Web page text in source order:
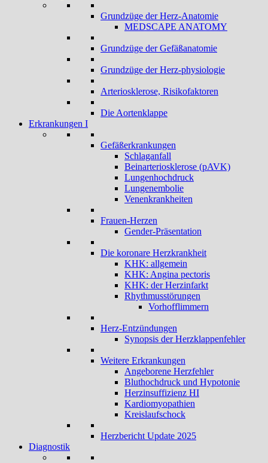
Grundzüge der Herz-Anatomie
MEDSCAPE ANATOMY
Grundzüge der Gefäßanatomie
Grundzüge der Herz-physiologie
Arteriosklerose, Risikofaktoren
Die Aortenklappe
Erkrankungen I
Gefäßerkrankungen
Schlaganfall
Beinarteriosklerose (pAVK)
Lungenhochdruck
Lungenembolie
Venenkrankheiten
Frauen-Herzen
Gender-Präsentation
Die koronare Herzkrankheit
KHK: allgemein
KHK: Angina pectoris
KHK: der Herzinfarkt
Rhythmusstörungen
Vorhofflimmern
Herz-Entzündungen
Synopsis der Herzklappenfehler
Weitere Erkrankungen
Angeborene Herzfehler
Bluthochdruck und Hypotonie
Herzinsuffizienz HI
Kardiomyopathien
Kreislaufschock
Herzbericht Update 2025
Diagnostik